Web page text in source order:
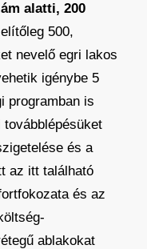
alatti, 200
500,
nevelő egri lakos
igénybe 5
programban is
és a
az itt található
és az
ablakokat